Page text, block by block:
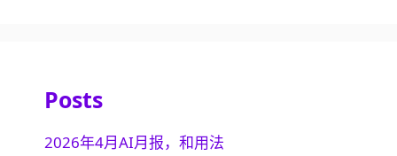
Posts
2026年4月AI月报，和用法